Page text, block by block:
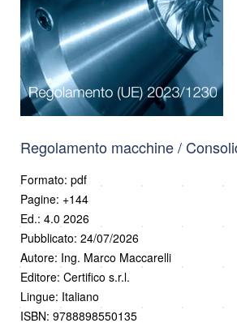
Regolamento macchine /
Formato: pdf
Pagine: +144
Ed.: 4.0 2026
Pubblicato: 24/07/2026
Autore: Ing. Marco Maccarelli
Editore: Certifico s.r.l.
Lingue: Italiano
ISBN: 9788898550135